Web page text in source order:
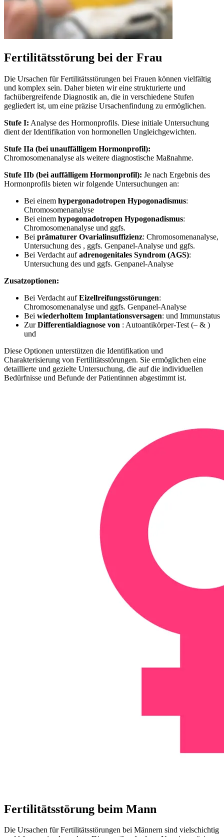
Fertilitätsstörung bei der Frau
Die Ursachen für Fertilitätsstörungen bei Frauen können vielfältig
und komplex sein. Daher bieten wir eine strukturierte und
fachübergreifende Diagnostik an, die in verschiedene Stufen
gegliedert ist, um eine präzise Ursachenfindung zu ermöglichen.
Stufe I: Analyse des Hormonprofils. Diese initiale Untersuchung
dient der Identifikation von hormonellen Ungleichgewichten.
Stufe IIa (bei unauffälligem Hormonprofil):
Chromosomenanalyse als weitere diagnostische Maßnahme.
Stufe IIb (bei auffälligem Hormonprofil): Je nach Ergebnis des
Hormonprofils bieten wir folgende Untersuchungen an:
Bei einem hypergonadotropen Hypogonadismus:
Chromosomenanalyse
Bei einem hypogonadotropen Hypogonadismus:
Chromosomenanalyse und ggfs.
Bei prämaturer Ovarialinsuffizienz: Chromosomenanalyse,
Untersuchung des , ggfs. Genpanel-Analyse und ggfs.
Bei Verdacht aufadrenogenitales Syndrom (AGS):
Untersuchung des und ggfs. Genpanel-Analyse
Zusatzoptionen:
Bei Verdacht aufEizellreifungsstörungen:
Chromosomenanalyse und ggfs. Genpanel-Analyse
Bei wiederholtem Implantationsversagen: und Immunstatus
ZurDifferentialdiagnose von : Autoantikörper-Test (– & )
und
Diese Optionen unterstützen die Identifikation und
Charakterisierung von Fertilitätsstörungen. Sie ermöglichen eine
detaillierte und gezielte Untersuchung, die auf die individuellen
Bedürfnisse und Befunde der Patientinnen abgestimmt ist.
Fertilitätsstörung beim Mann
Die Ursachen für Fertilitätsstörungen bei Männern sind vielschichtig